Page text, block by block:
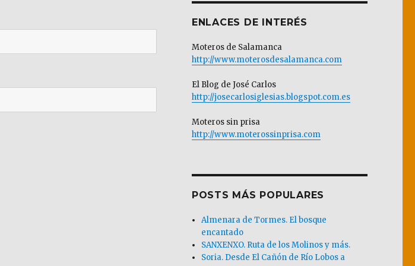
ENLACES DE INTERÉS
Moteros de Salamanca
http://www.moterosdesalamanca.com
El Blog de José Carlos
http://josecarlosiglesias.blogspot.com.es
Moteros sin prisa
http://www.moterossinprisa.com
POSTS MÁS POPULARES
Almenara de Tormes. El bosque
encantado
SANXENXO. Ruta de los Molinos y más.
Soria. Desde El Cañón de Río Lobos a